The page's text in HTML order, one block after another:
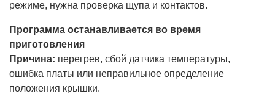
режиме, нужна проверка щупа и контактов.
Программа останавливается во время
приготовления
Причина: перегрев, сбой датчика температуры,
ошибка платы или неправильное определение
положения крышки.